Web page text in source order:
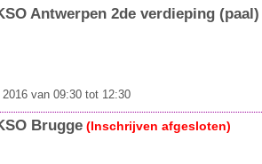
Antwerpen 2de verdieping (paal)
van 09:30 tot 12:30
Brugge (Inschrijven afgesloten)